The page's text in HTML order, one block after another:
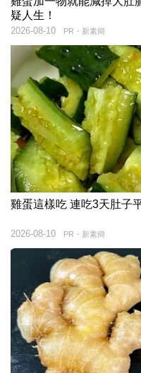
疑人生！
PR・新素簡
2026-08-10
雞蛋這樣吃 連吃3天肚子
PR・新素簡
2026-08-10